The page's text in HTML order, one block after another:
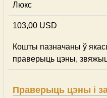
Люкс
103,00 USD
Кошты пазначаны ў
праверыць цэны,
Праверыць цэны і